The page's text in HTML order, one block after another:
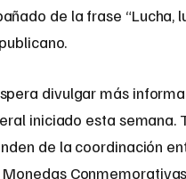
de la frase “Lucha,
divulgar más
iniciado esta semana.
de la coordinación